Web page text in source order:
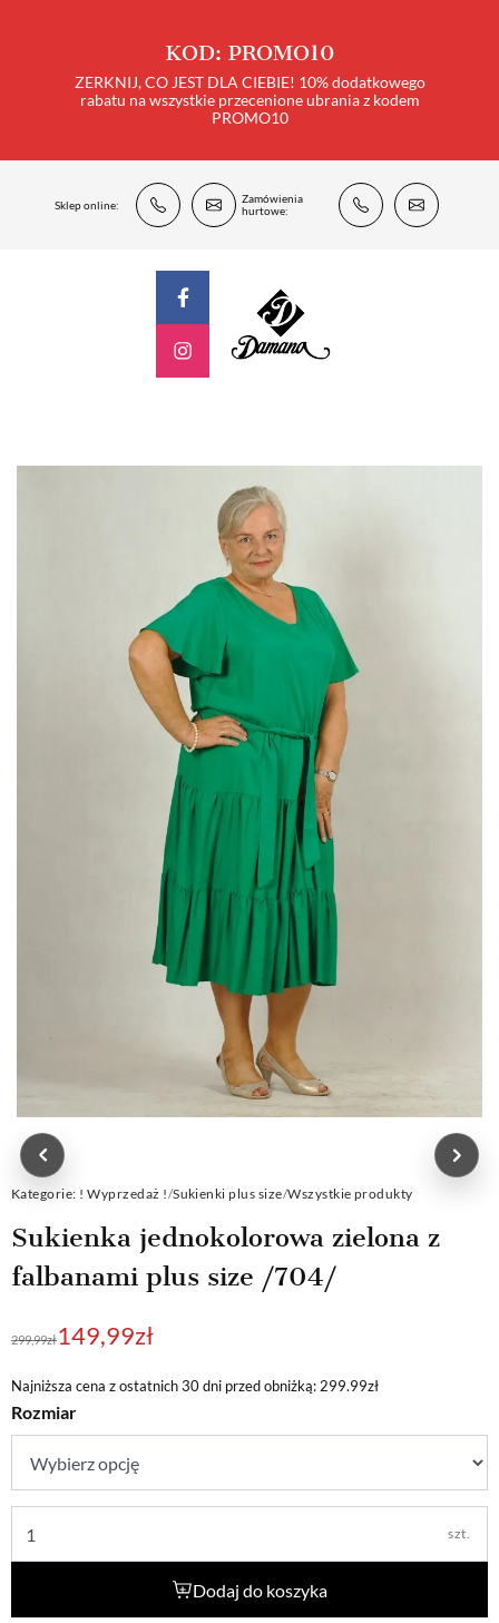
KOD: PROMO10
ZERKNIJ, CO JEST DLA CIEBIE! 10% dodatkowego
rabatu na wszystkie przecenione ubrania z kodem
PROMO10
Sklep online:
Zamówienia
hurtowe:
Kategorie: ! Wyprzedaż !/Sukienki plus size/Wszystkie produkty
Sukienka jednokolorowa zielona z
falbanami plus size /704/
299,99zł
Pierwotna
wynosiła:
299,99zł.
149,99zł
Aktualna
wynosi:
149,99zł.
Najniższa cena z ostatnich 30 dni przed obniżką: 299.99zł
Rozmiar
szt.
Dodaj do koszyka